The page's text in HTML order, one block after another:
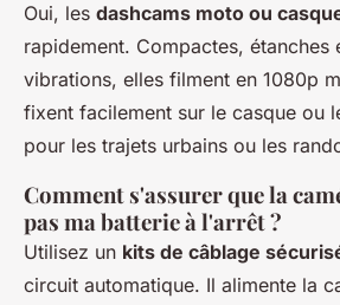
Oui, les dashcams moto ou
rapidement. Compactes, étanches
vibrations, elles filment en 1080p
fixent facilement sur le casque ou
pour les trajets urbains ou les
Comment s'assurer que la
pas ma batterie à l'arrêt ?
Utilisez un kits de câblage
circuit automatique. Il alimente la